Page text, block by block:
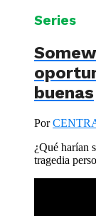
Series
buenas
Por
¿Qué harían
tragedia